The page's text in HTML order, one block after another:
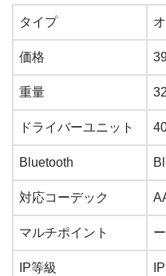
タイプ
価格
重量
ドライバーユニット
Bluetooth
対応コーデック
マルチポイント ー
IP等級